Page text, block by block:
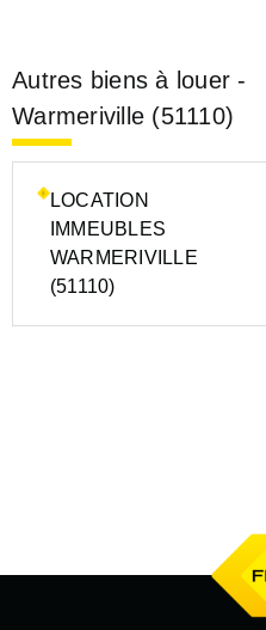
Autres biens à louer -
Warmeriville (51110)
LOCATION
IMMEUBLES
WARMERIVILLE
(51110)